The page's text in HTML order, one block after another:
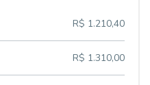
R$ 1.210,40
R$ 1.310,00